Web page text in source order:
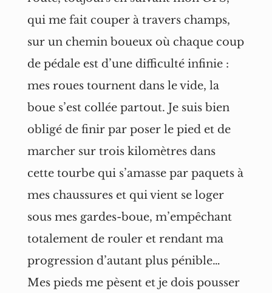
qui me fait couper à travers champs,
sur un chemin boueux où chaque coup
de pédale est d’une difficulté infinie :
mes roues tournent dans le vide, la
boue s’est collée partout. Je suis bien
obligé de finir par poser le pied et de
marcher sur trois kilomètres dans
cette tourbe qui s’amasse par paquets à
mes chaussures et qui vient se loger
sous mes gardes-boue, m’empêchant
totalement de rouler et rendant ma
progression d’autant plus pénible…
Mes pieds me pèsent et je dois pousser